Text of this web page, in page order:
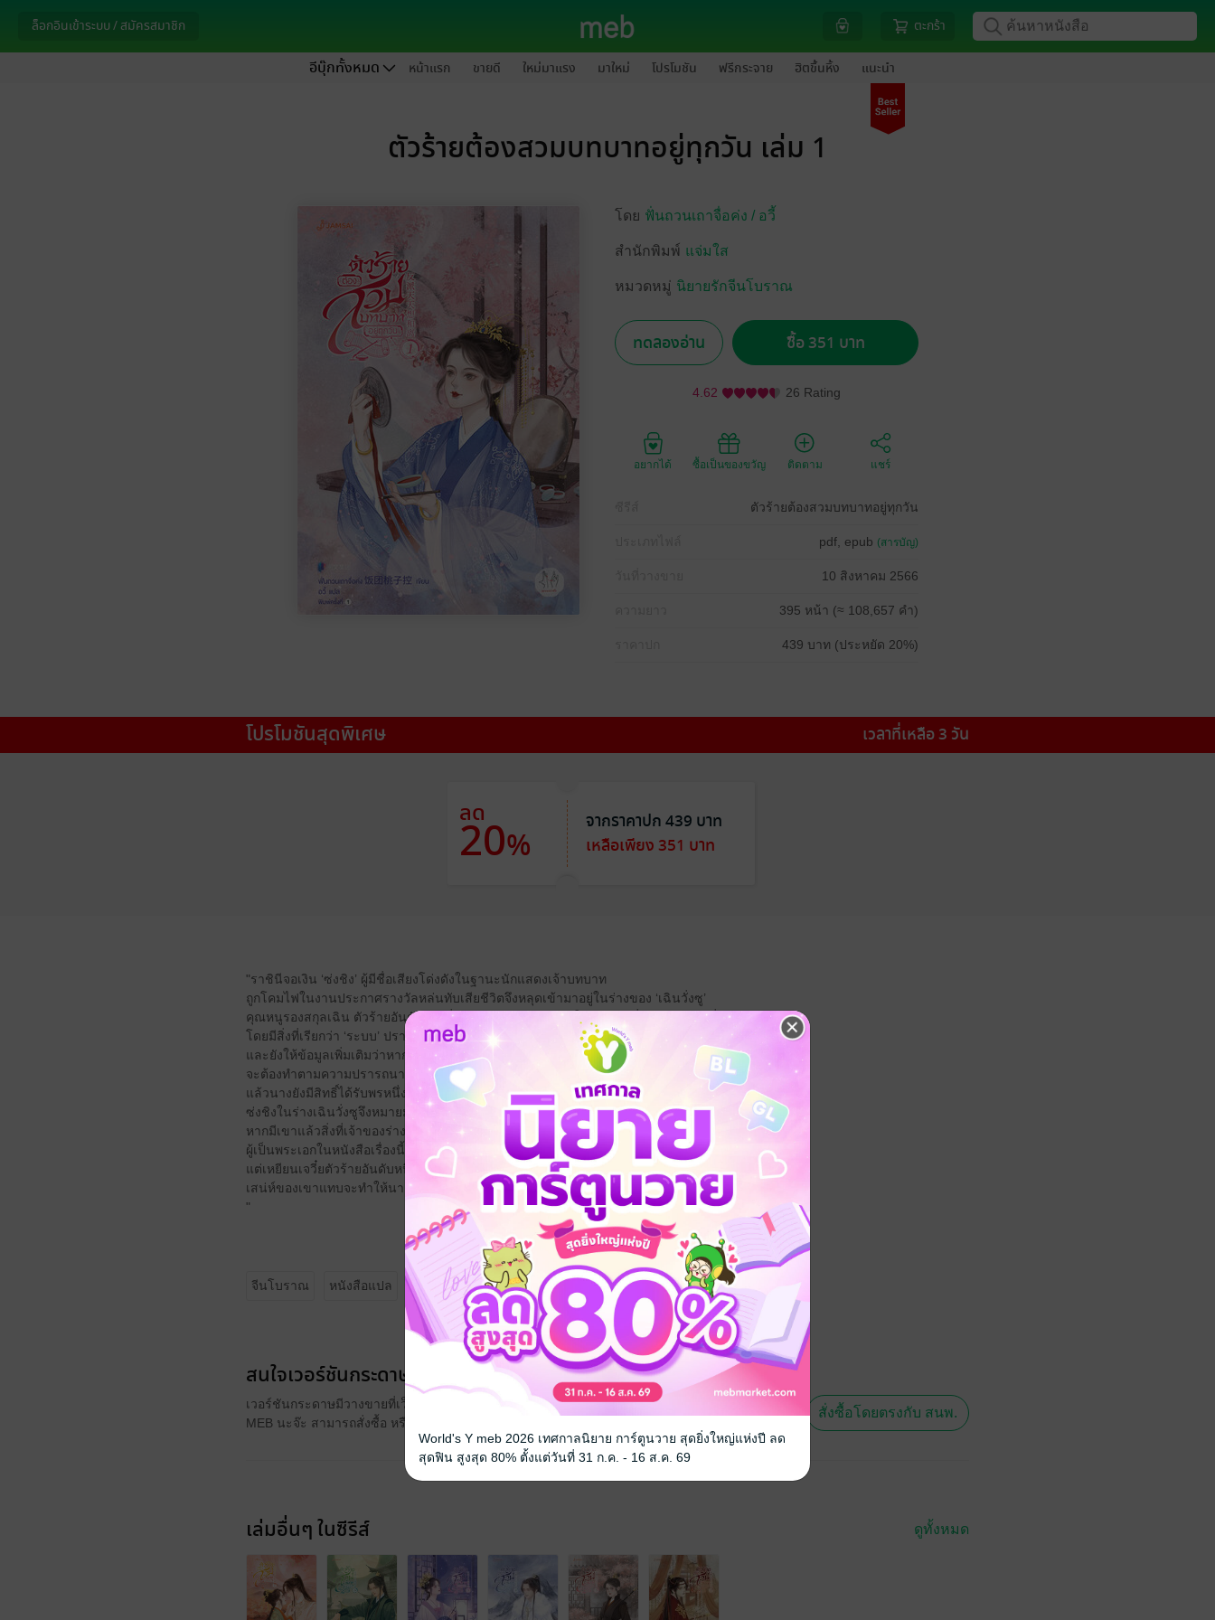
ล็อกอินเข้าระบบ / สมัครสมาชิก ตะกร้า
อีบุ๊กทั้งหมด หน้าแรก ขายดี ใหม่มาแรง มาใหม่ โปรโมชัน ฟรีกระจาย ฮิตขึ้นหิ้ง แนะนำ
ตัวร้ายต้องสวมบทบาทอยู่ทุกวัน เล่ม 1
โดย ฟั่นถวนเถาจื่อค่ง / อวี้
สำนักพิมพ์ แจ่มใส
หมวดหมู่ นิยายรักจีนโบราณ
ทดลองอ่าน ซื้อ 351 บาท
4.62 26 Rating
อยากได้ ซื้อเป็นของขวัญ ติดตาม แชร์
ตัวร้ายต้องสวมบทบาทอยู่ทุกวัน
pdf, epub (สารบัญ)
10 สิงหาคม 2566
395 หน้า (≈ 108,657 คำ)
439 บาท (ประหยัด 20%)
โปรโมชันสุดพิเศษ เวลาที่เหลือ 3 วัน
ลด
20%
จากราคาปก 439 บาท
เหลือเพียง 351 บาท
"ราชินีจอเงิน ‘ซ่งชิง’ ผู้มีชื่อเสียงโด่งดังในฐานะนักแสดงเจ้าบทบาท
ถูกโคมไฟในงานประกาศรางวัลหล่นทับเสียชีวิตจึงหลุดเข้ามาอยู่ในร่างของ ‘เฉินวั่งซู’
คุณหนูรองสกุลเฉิน ตัวร้ายอันดับสองที่มีชะตากรรมน่าสังเวชในหนังสือเรื่อง ‘ตำนานหลิ่วอิง’
โดยมีสิ่งที่เรียกว่า ‘ระบบ’ ปรากฏเป็นเสียงในหัวคอยให้คำแนะนำ
และยังให้ข้อมูลเพิ่มเติมว่าหากนางอยากกลับโลกเดิม
จะต้องทำตามความปรารถนาของเจ้าของร่างเดิมให้สำเร็จ
แล้วนางยังมีสิทธิ์ได้รับพรหนึ่งข้ออีกด้วย
ซ่งชิงในร่างเฉินวั่งซูจึงหมายมาดที่จะร่วมมือกับตัวร้ายอันดับหนึ่งของเรื่องอย่าง ‘เหยียนเจวี๋ย’
หากมีเขาแล้วสิ่งที่เจ้าของร่างเดิมต้องการอย่างการทำให้องค์ชายเจ็ด ‘เจียงเยี่ยเฉิน’
ผู้เป็นพระเอกในหนังสือเรื่องนี้สำนึกเสียใจอย่างหาที่สุดมิได้จะต้องสำเร็จผลโดยง่ายเป็นแน่
แต่เหยียนเจวี๋ยตัวร้ายอันดับหนึ่งของเรื่องนี่จะรูปงามมากไปแล้วกระมัง
เสน่ห์ของเขาแทบจะทำให้นางลุ่มหลงจนลืมแผนการกลับโลกเดิมเสียแล้ว
"
จีนโบราณ หนังสือแปล นิยายจีนแปล
สนใจเวอร์ชันกระดาษ เชิญทางนี้!
เวอร์ชันกระดาษมีวางขายที่เว็บไซต์สำนักพิมพ์ จะไม่มีขายโดย
MEB นะจ๊ะ สามารถสั่งซื้อ หรือติดต่อคนขายโดยตรงเลยจ้ะ
สั่งซื้อโดยตรงกับ สนพ.
เล่มอื่นๆ ในซีรีส์ ดูทั้งหมด
World's Y meb 2026 เทศกาลนิยาย การ์ตูนวาย สุดยิ่งใหญ่แห่งปี ลด
สุดฟิน สูงสุด 80% ตั้งแต่วันที่ 31 ก.ค. - 16 ส.ค. 69